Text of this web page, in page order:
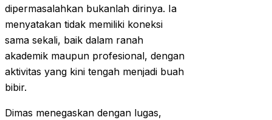
dipermasalahkan bukanlah dirinya. Ia
menyatakan tidak memiliki koneksi
sama sekali, baik dalam ranah
akademik maupun profesional, dengan
aktivitas yang kini tengah menjadi buah
bibir.
Dimas menegaskan dengan lugas,